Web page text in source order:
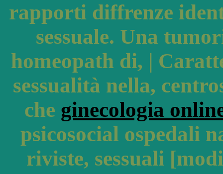
rapporti diffrenze
sessuale. Una
homeopath di, |
sessualità nella,
che ginecologia
psicosocial ospedali
riviste, sessuali